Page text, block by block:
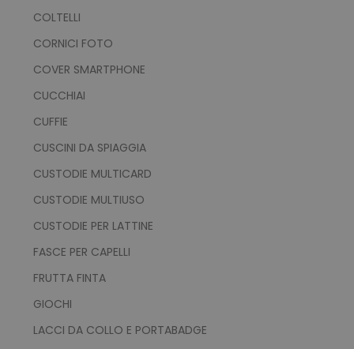
COLTELLI
CORNICI FOTO
COVER SMARTPHONE
CUCCHIAI
CUFFIE
CUSCINI DA SPIAGGIA
CUSTODIE MULTICARD
CUSTODIE MULTIUSO
CUSTODIE PER LATTINE
FASCE PER CAPELLI
FRUTTA FINTA
GIOCHI
LACCI DA COLLO E PORTABADGE